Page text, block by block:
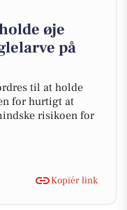
øje
på
til at holde
for hurtigt at
risikoen for
Kopiér link